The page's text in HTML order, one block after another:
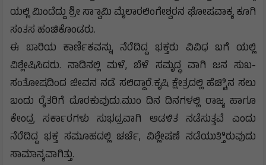
ಯಲ್ಲಿ ಮಿಂದೆದ್ದು ಶ್ರೀ ಸ್ವಾಾಮಿ ಮೈಲಾರಲಿಂಗೇಶ್ವರನ ಘೋಷವಾಕ್ಯ ಕೂಗಿ
ಸಂತಸ ಹಂಚಿಕೊಂಡರು.
ಈ ಬಾರಿಯ ಕಾರ್ಣಿಕವನ್ನು ನೆರೆದಿದ್ದ ಭಕ್ತರು ವಿವಿಧ ಬಗೆ ಯಲ್ಲಿ
ವಿಶ್ಲೇಷಿಸಿದರು. ನಾಡಿನಲ್ಲಿ ಮಳೆ, ಬೆಳೆ ಸಮೃದ್ಧ ವಾಗಿ ಜನ ಸುಖ-
ಸಂತೋಷದಿಂದ ಜೀವನ ನಡೆ ಸಲಿದ್ದಾರೆ.ಕೃಷಿ ಕ್ಷೇತ್ರದಲ್ಲಿ ಹೆಚ್ಚಿಿನ ಸಲು
ಬಂದು ರೈತರಿಗೆ ದೊರಕುವುದು.ಮುಂ ದಿನ ದಿನಗಳಲ್ಲಿ ರಾಜ್ಯ ಹಾಗೂ
ಕೇಂದ್ರ ಸರ್ಕಾರಗಳು ಸುಭದ್ರವಾಗಿ ಆಡಳಿತ ನಡೆಸುತ್ತವೆ ಎಂದು
ನೆರೆದಿದ್ದ ಭಕ್ತ ಸಮೂಹದಲ್ಲಿ ಚರ್ಚೆ, ವಿಶ್ಲೇಷಣೆ ನಡೆಯುತ್ತಿಿರುವುದು
ಸಾಮಾನ್ಯವಾಗಿತ್ತು.